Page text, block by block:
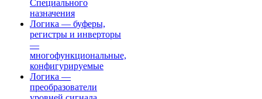
Специального
назначения
Логика — буферы,
регистры и инверторы
—
многофункциональные,
конфигурируемые
Логика —
преобразователи